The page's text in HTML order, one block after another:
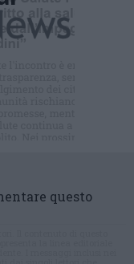
questo